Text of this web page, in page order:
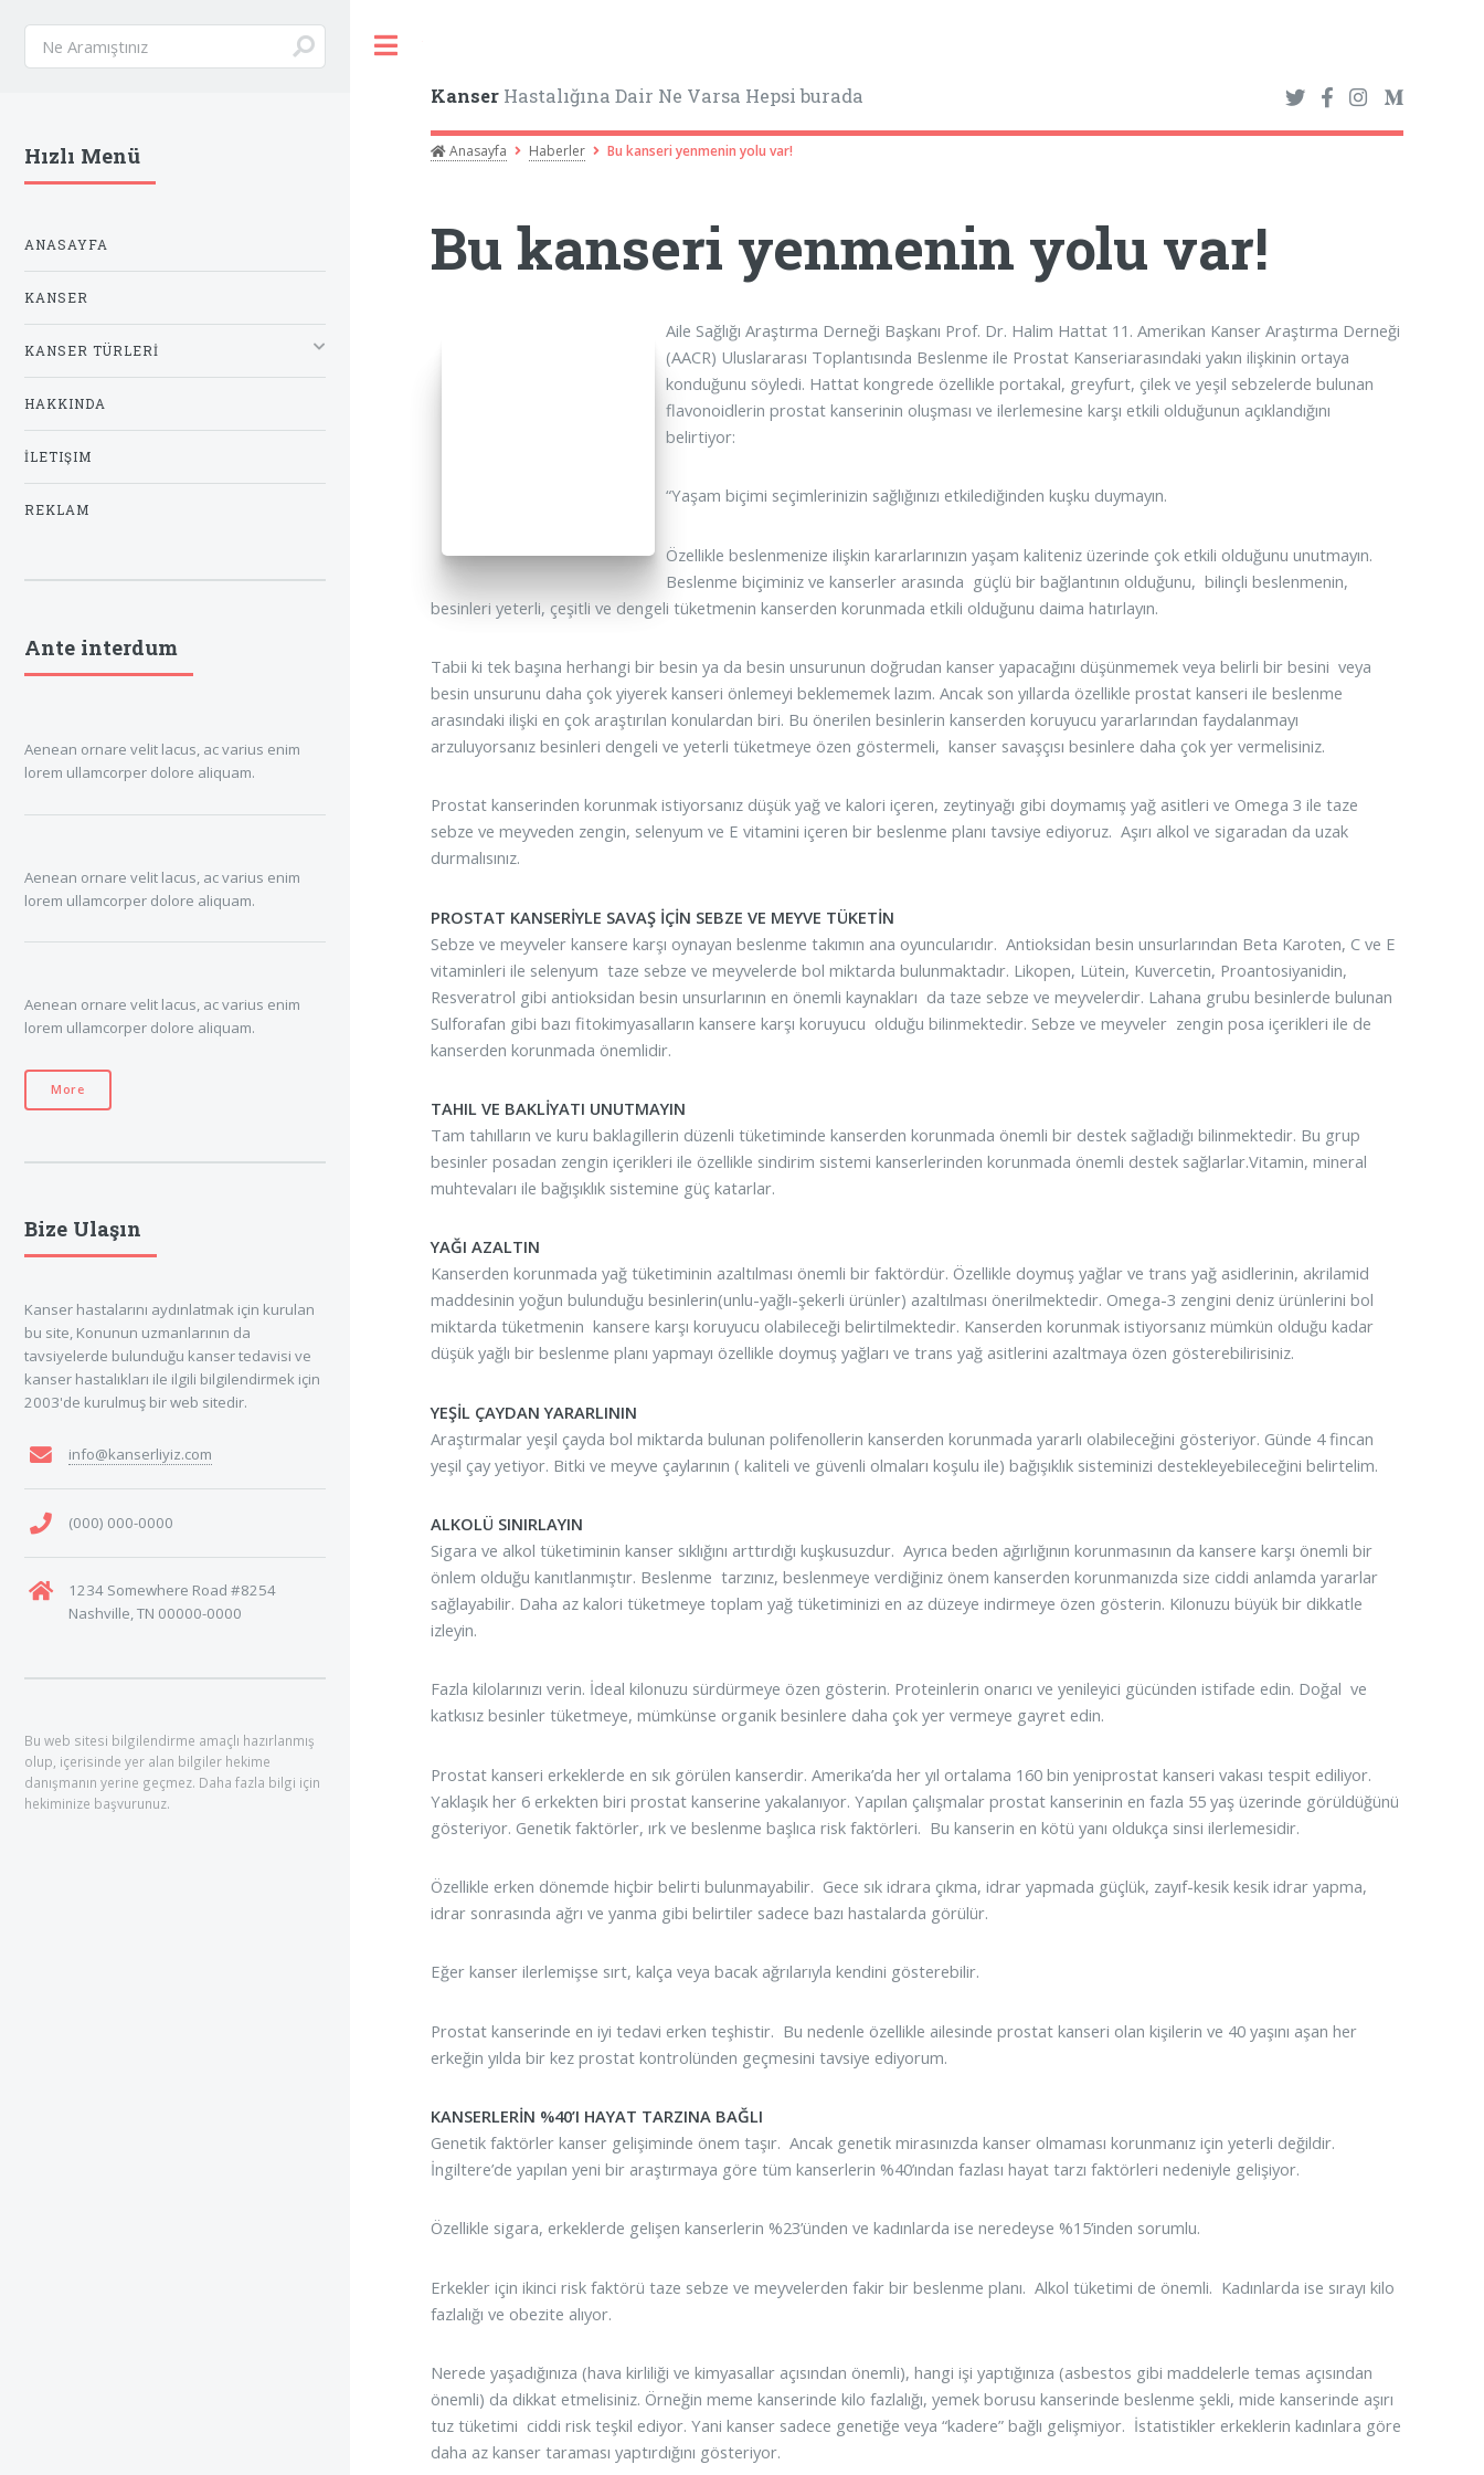
Kanser Hastalığına Dair Ne Varsa Hepsi burada
Anasayfa Haberler Bu kanseri yenmenin yolu var!
Bu kanseri yenmenin yolu var!
Aile Sağlığı Araştırma Derneği Başkanı Prof. Dr. Halim Hattat 11. Amerikan Kanser Araştırma Derneği
(AACR) Uluslararası Toplantısında Beslenme ile Prostat Kanseriarasındaki yakın ilişkinin ortaya
konduğunu söyledi. Hattat kongrede özellikle portakal, greyfurt, çilek ve yeşil sebzelerde bulunan
flavonoidlerin prostat kanserinin oluşması ve ilerlemesine karşı etkili olduğunun açıklandığını
belirtiyor:
“Yaşam biçimi seçimlerinizin sağlığınızı etkilediğinden kuşku duymayın.
Özellikle beslenmenize ilişkin kararlarınızın yaşam kaliteniz üzerinde çok etkili olduğunu unutmayın.
Beslenme biçiminiz ve kanserler arasında güçlü bir bağlantının olduğunu, bilinçli beslenmenin,
besinleri yeterli, çeşitli ve dengeli tüketmenin kanserden korunmada etkili olduğunu daima hatırlayın.
Tabii ki tek başına herhangi bir besin ya da besin unsurunun doğrudan kanser yapacağını düşünmemek veya belirli bir besini veya
besin unsurunu daha çok yiyerek kanseri önlemeyi beklememek lazım. Ancak son yıllarda özellikle prostat kanseri ile beslenme
arasındaki ilişki en çok araştırılan konulardan biri. Bu önerilen besinlerin kanserden koruyucu yararlarından faydalanmayı
arzuluyorsanız besinleri dengeli ve yeterli tüketmeye özen göstermeli, kanser savaşçısı besinlere daha çok yer vermelisiniz.
Prostat kanserinden korunmak istiyorsanız düşük yağ ve kalori içeren, zeytinyağı gibi doymamış yağ asitleri ve Omega 3 ile taze
sebze ve meyveden zengin, selenyum ve E vitamini içeren bir beslenme planı tavsiye ediyoruz. Aşırı alkol ve sigaradan da uzak
durmalısınız.
PROSTAT KANSERİYLE SAVAŞ İÇİN SEBZE VE MEYVE TÜKETİN
Sebze ve meyveler kansere karşı oynayan beslenme takımın ana oyuncularıdır. Antioksidan besin unsurlarından Beta Karoten, C ve E
vitaminleri ile selenyum taze sebze ve meyvelerde bol miktarda bulunmaktadır. Likopen, Lütein, Kuvercetin, Proantosiyanidin,
Resveratrol gibi antioksidan besin unsurlarının en önemli kaynakları da taze sebze ve meyvelerdir. Lahana grubu besinlerde bulunan
Sulforafan gibi bazı fitokimyasalların kansere karşı koruyucu olduğu bilinmektedir. Sebze ve meyveler zengin posa içerikleri ile de
kanserden korunmada önemlidir.
TAHIL VE BAKLİYATI UNUTMAYIN
Tam tahılların ve kuru baklagillerin düzenli tüketiminde kanserden korunmada önemli bir destek sağladığı bilinmektedir. Bu grup
besinler posadan zengin içerikleri ile özellikle sindirim sistemi kanserlerinden korunmada önemli destek sağlarlar.Vitamin, mineral
muhtevaları ile bağışıklık sistemine güç katarlar.
YAĞI AZALTIN
Kanserden korunmada yağ tüketiminin azaltılması önemli bir faktördür. Özellikle doymuş yağlar ve trans yağ asidlerinin, akrilamid
maddesinin yoğun bulunduğu besinlerin(unlu-yağlı-şekerli ürünler) azaltılması önerilmektedir. Omega-3 zengini deniz ürünlerini bol
miktarda tüketmenin kansere karşı koruyucu olabileceği belirtilmektedir. Kanserden korunmak istiyorsanız mümkün olduğu kadar
düşük yağlı bir beslenme planı yapmayı özellikle doymuş yağları ve trans yağ asitlerini azaltmaya özen gösterebilirisiniz.
YEŞİL ÇAYDAN YARARLININ
Araştırmalar yeşil çayda bol miktarda bulunan polifenollerin kanserden korunmada yararlı olabileceğini gösteriyor. Günde 4 fincan
yeşil çay yetiyor. Bitki ve meyve çaylarının ( kaliteli ve güvenli olmaları koşulu ile) bağışıklık sisteminizi destekleyebileceğini belirtelim.
ALKOLÜ SINIRLAYIN
Sigara ve alkol tüketiminin kanser sıklığını arttırdığı kuşkusuzdur. Ayrıca beden ağırlığının korunmasının da kansere karşı önemli bir
önlem olduğu kanıtlanmıştır. Beslenme tarzınız, beslenmeye verdiğiniz önem kanserden korunmanızda size ciddi anlamda yararlar
sağlayabilir. Daha az kalori tüketmeye toplam yağ tüketiminizi en az düzeye indirmeye özen gösterin. Kilonuzu büyük bir dikkatle
izleyin.
Fazla kilolarınızı verin. İdeal kilonuzu sürdürmeye özen gösterin. Proteinlerin onarıcı ve yenileyici gücünden istifade edin. Doğal ve
katkısız besinler tüketmeye, mümkünse organik besinlere daha çok yer vermeye gayret edin.
Prostat kanseri erkeklerde en sık görülen kanserdir. Amerika’da her yıl ortalama 160 bin yeniprostat kanseri vakası tespit ediliyor.
Yaklaşık her 6 erkekten biri prostat kanserine yakalanıyor. Yapılan çalışmalar prostat kanserinin en fazla 55 yaş üzerinde görüldüğünü
gösteriyor. Genetik faktörler, ırk ve beslenme başlıca risk faktörleri. Bu kanserin en kötü yanı oldukça sinsi ilerlemesidir.
Özellikle erken dönemde hiçbir belirti bulunmayabilir. Gece sık idrara çıkma, idrar yapmada güçlük, zayıf-kesik kesik idrar yapma,
idrar sonrasında ağrı ve yanma gibi belirtiler sadece bazı hastalarda görülür.
Eğer kanser ilerlemişse sırt, kalça veya bacak ağrılarıyla kendini gösterebilir.
Prostat kanserinde en iyi tedavi erken teşhistir. Bu nedenle özellikle ailesinde prostat kanseri olan kişilerin ve 40 yaşını aşan her
erkeğin yılda bir kez prostat kontrolünden geçmesini tavsiye ediyorum.
KANSERLERİN %40’I HAYAT TARZINA BAĞLI
Genetik faktörler kanser gelişiminde önem taşır. Ancak genetik mirasınızda kanser olmaması korunmanız için yeterli değildir.
İngiltere’de yapılan yeni bir araştırmaya göre tüm kanserlerin %40’ından fazlası hayat tarzı faktörleri nedeniyle gelişiyor.
Özellikle sigara, erkeklerde gelişen kanserlerin %23’ünden ve kadınlarda ise neredeyse %15’inden sorumlu.
Erkekler için ikinci risk faktörü taze sebze ve meyvelerden fakir bir beslenme planı. Alkol tüketimi de önemli. Kadınlarda ise sırayı kilo
fazlalığı ve obezite alıyor.
Nerede yaşadığınıza (hava kirliliği ve kimyasallar açısından önemli), hangi işi yaptığınıza (asbestos gibi maddelerle temas açısından
önemli) da dikkat etmelisiniz. Örneğin meme kanserinde kilo fazlalığı, yemek borusu kanserinde beslenme şekli, mide kanserinde aşırı
tuz tüketimi ciddi risk teşkil ediyor. Yani kanser sadece genetiğe veya “kadere” bağlı gelişmiyor. İstatistikler erkeklerin kadınlara göre
daha az kanser taraması yaptırdığını gösteriyor.
Hızlı Menü
ANASAYFA
KANSER
KANSER TÜRLERİ
HAKKINDA
İLETIŞIM
REKLAM
Ante interdum
Aenean ornare velit lacus, ac varius enim
lorem ullamcorper dolore aliquam.
Aenean ornare velit lacus, ac varius enim
lorem ullamcorper dolore aliquam.
Aenean ornare velit lacus, ac varius enim
lorem ullamcorper dolore aliquam.
More
Bize Ulaşın
Kanser hastalarını aydınlatmak için kurulan
bu site, Konunun uzmanlarının da
tavsiyelerde bulunduğu kanser tedavisi ve
kanser hastalıkları ile ilgili bilgilendirmek için
2003'de kurulmuş bir web sitedir.
info@kanserliyiz.com
(000) 000-0000
1234 Somewhere Road #8254
Nashville, TN 00000-0000
Bu web sitesi bilgilendirme amaçlı hazırlanmış
olup, içerisinde yer alan bilgiler hekime
danışmanın yerine geçmez. Daha fazla bilgi için
hekiminize başvurunuz.